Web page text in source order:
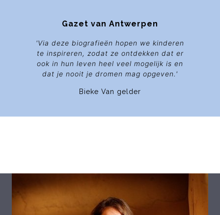
Gazet van Antwerpen
'Via deze biografieën hopen we kinderen
te inspireren, zodat ze ontdekken dat er
ook in hun leven heel veel mogelijk is en
dat je nooit je dromen mag opgeven.'
Bieke Van gelder